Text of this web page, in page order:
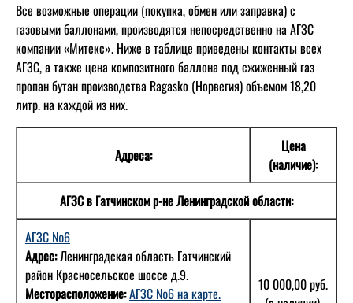
Все возможные операции (покупка, обмен или заправка) с
газовыми баллонами, производятся непосредственно на АГЗС
компании «Митекс». Ниже в таблице приведены контакты всех
АГЗС, а также цена композитного баллона под сжиженный газ
пропан бутан производства Ragasko (Норвегия) объемом 18,20
литр. на каждой из них.
Адреса:
Цена
(наличие):
АГЗС в Гатчинском р-не Ленинградской области:
АГЗС №6
Адрес:Ленинградская область Гатчинский
район Красносельское шоссе д.9.
Месторасположение:АГЗС №6 на карте.
10 000,00 руб.